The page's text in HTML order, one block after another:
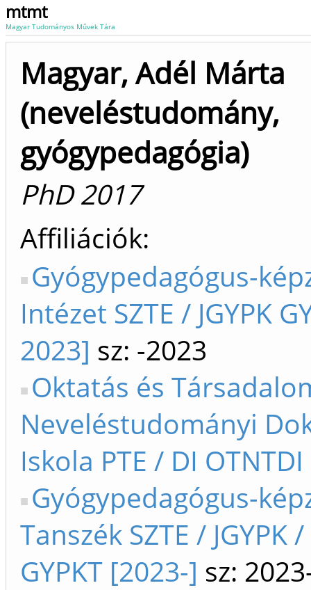
mtmt
Magyar Tudományos Művek Tára
Magyar, Adél Márta
(neveléstudomány,
gyógypedagógia)
PhD 2017
Affiliációk
Gyógypedagógus-
Intézet SZTE / JGYPK
2023] sz: -2023
Oktatás és
Neveléstudományi
Iskola PTE / DI OTNTDI
Gyógypedagógus-
Tanszék SZTE / JGYPK
GYPKT [2023-] sz: